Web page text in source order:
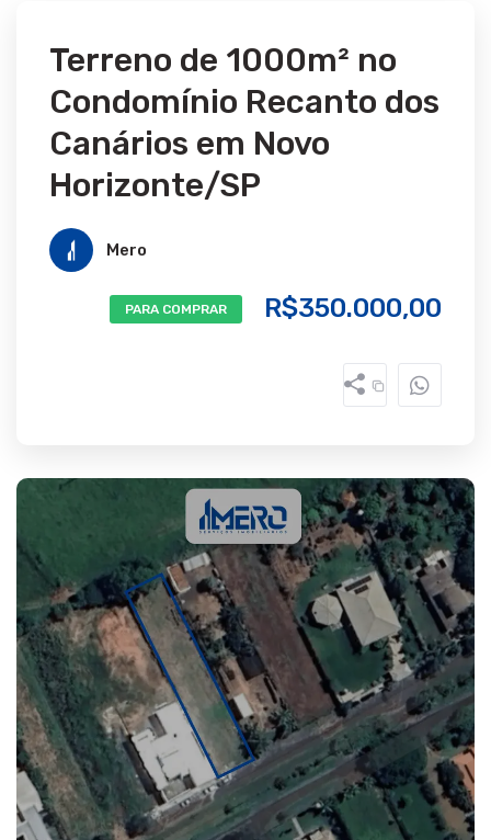
Terreno de 1000m² no
Condomínio Recanto dos
Canários em Novo
Horizonte/SP
Mero
PARA COMPRAR R$350.000,00